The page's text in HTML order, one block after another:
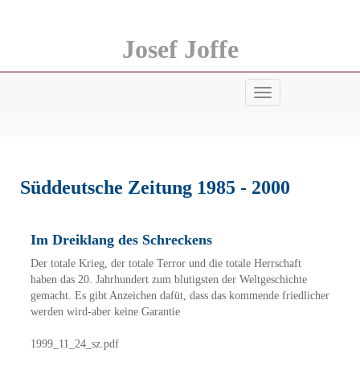
Josef Joffe
Menü
anzeigen
Süddeutsche Zeitung 1985 - 2000
Im Dreiklang des Schreckens
Der totale Krieg, der totale Terror und die totale Herrschaft
haben das 20. Jahrhundert zum blutigsten der Weltgeschichte
gemacht. Es gibt Anzeichen dafüt, dass das kommende friedlicher
werden wird-aber keine Garantie
1999_11_24_sz.pdf